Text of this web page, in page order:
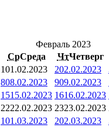
Февраль 2023
СрСреда ЧтЧетверг
101.02.2023 202.02.2023
808.02.2023 909.02.2023
1515.02.2023 1616.02.2023
2222.02.2023 2323.02.2023
101.03.2023 202.03.2023